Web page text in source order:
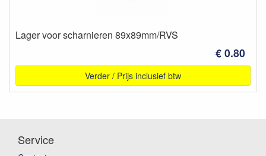
Lager voor scharnieren 89x89mm/RVS
€ 0.80
Verder / Prijs inclusief btw
Service